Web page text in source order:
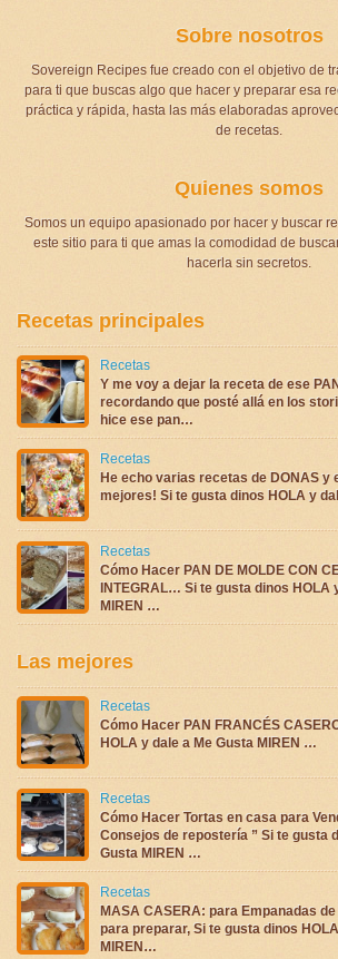
Sobre nosotros
Sovereign Recipes fue creado con el objetivo de
para ti que buscas algo que hacer y preparar esa
práctica y rápida, hasta las más elaboradas
de recetas.
Quienes somos
Somos un equipo apasionado por hacer y buscar
este sitio para ti que amas la comodidad de
hacerla sin secretos.
Recetas principales
Recetas
Y me voy a dejar la receta de ese
recordando que posté allá en los
hice ese pan…
Recetas
He echo varias recetas de DONAS y
mejores! Si te gusta dinos HOLA y
Recetas
Cómo Hacer PAN DE MOLDE CON
INTEGRAL… Si te gusta dinos HOLA
MIREN …
Las mejores
Recetas
Cómo Hacer PAN FRANCÉS
HOLA y dale a Me Gusta MIREN …
Recetas
Cómo Hacer Tortas en casa para
Consejos de repostería ” Si te gusta
Gusta MIREN …
Recetas
MASA CASERA: para Empanadas
para preparar, Si te gusta dinos
MIREN…